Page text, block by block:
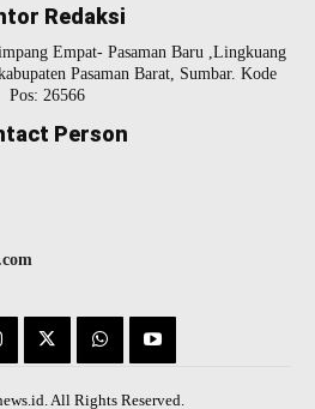
Redaksi
Empat- Pasaman Baru ,Lingkuang
Pasaman Barat, Sumbar. Kode
Pos: 26566
Person
All Rights Reserved.